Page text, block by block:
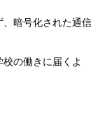
暗号化された通信
の働きに届くよ